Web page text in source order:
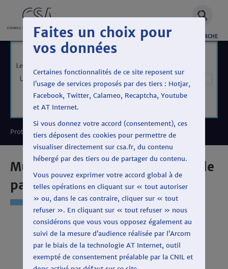
OUVRIR
RECHERCHE
Protéger le pluralisme politique
Municipales 2020 : les temps de
parole
Faites un choix pour
vos données
Certaines fonctionnalités de ce site reposent sur
l’usage de services proposés par des tiers : Hotjar,
Facebook, Twitter, Calameo, Recaptcha, Youtube
et AT Internet.
Si vous donnez votre accord (consentement), ces
tiers déposent des cookies pour permettre de
visualiser directement sur csa.fr, du contenu
hébergé par des tiers ou de partager du contenu.
Vous pouvez exprimer votre accord global à de
telles opérations en cliquant sur « tout autoriser
» ou, dans le cas contraire, cliquer sur « tout
refuser ». En cliquant sur « tout refuser » nous
considérons que vous vous opposez également au
suivi de la mesure d’audience réalisée par l’Arcom
par le biais de la technologie AT Internet, outil
exempté de consentement préalable par la CNIL et